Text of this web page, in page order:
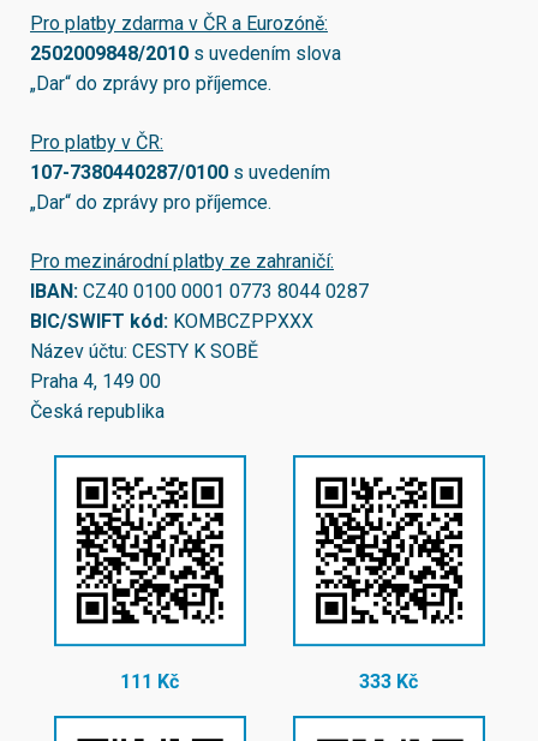
Pro platby zdarma v ČR a Eurozóně:
2502009848/2010 s uvedením slova
„Dar“ do zprávy pro příjemce.
Pro platby v ČR:
107-7380440287/0100 s uvedením
„Dar“ do zprávy pro příjemce.
Pro mezinárodní platby ze zahraničí:
IBAN: CZ40 0100 0001 0773 8044 0287
BIC/SWIFT kód: KOMBCZPPXXX
Název účtu: CESTY K SOBĚ
Praha 4, 149 00
Česká republika
111 Kč 333 Kč